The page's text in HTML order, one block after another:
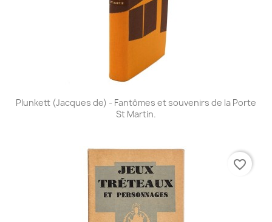
Plunkett (Jacques de) - Fantômes et souvenirs de la Porte
St Martin.
favorite_border